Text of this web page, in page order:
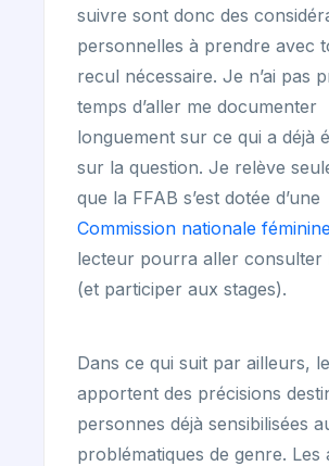
suivre sont donc des
personnelles à prendre avec
recul nécessaire. Je n’ai pas
temps d’aller me documenter
longuement sur ce qui a déjà
sur la question. Je relève
que la FFAB s’est dotée d’une
Commission nationale féminine
lecteur pourra aller consulter
(et participer aux stages).
Dans ce qui suit par ailleurs,
apportent des précisions
personnes déjà sensibilisées
problématiques de genre. Les